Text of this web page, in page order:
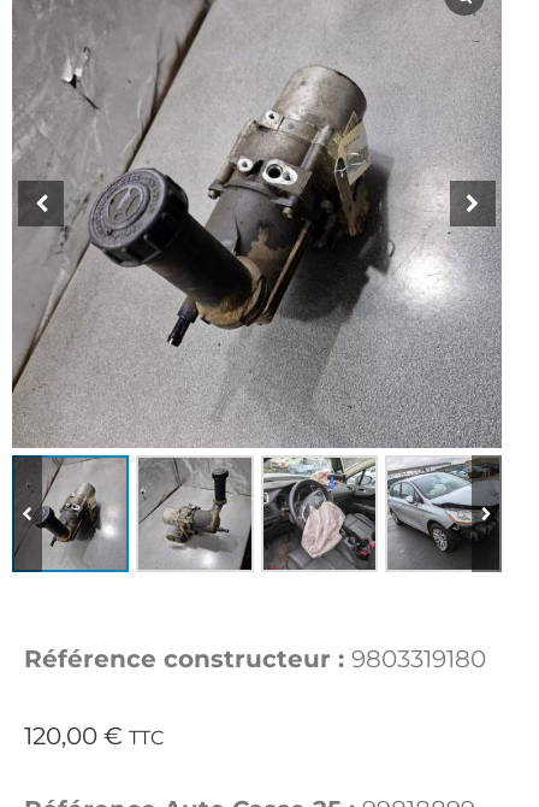
Référence constructeur : 9803319180
120,00 € TTC